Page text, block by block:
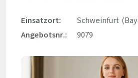
Einsatzort:
Schweinfurt
Angebotsnr.:
9079